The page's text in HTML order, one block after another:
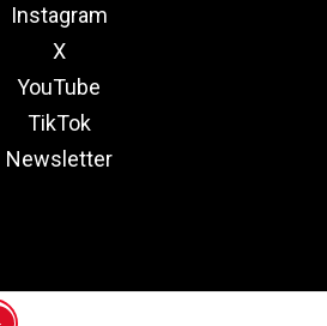
Instagram
X
YouTube
TikTok
Newsletter